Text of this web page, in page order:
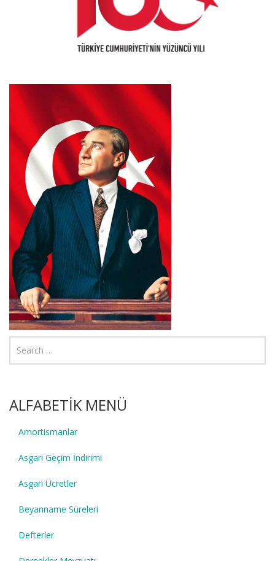
ALFABETİK MENÜ
Amortismanlar
Asgari Geçim İndirimi
Asgari Ücretler
Beyanname Süreleri
Defterler